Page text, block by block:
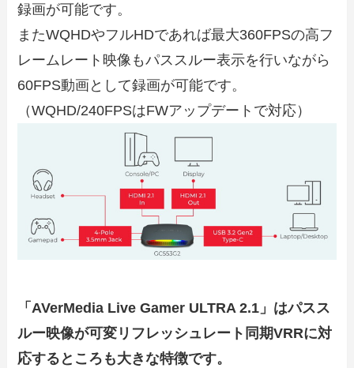
録画が可能です。
またWQHDやフルHDであれば最大360FPSの高フ
レームレート映像もパススルー表示を行いながら
60FPS動画として録画が可能です。
（WQHD/240FPSはFWアップデートで対応）
「AVerMedia Live Gamer ULTRA 2.1」はパスス
ルー映像が可変リフレッシュレート同期VRRに対
応するところも大きな特徴です。